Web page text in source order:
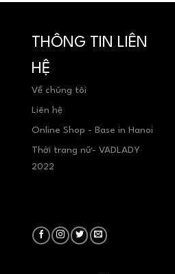
THÔNG TIN LIÊN
HỆ
Về chúng tôi
Liên hệ
Online Shop - Base in Hanoi
Thời trang nữ- VADLADY
2022